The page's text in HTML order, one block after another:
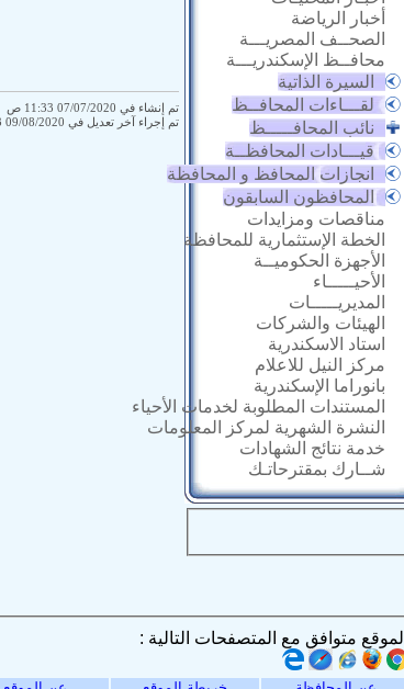
أخبار الرياضة
الصحــف المصريـــة
محافــظ الإسكندريـــة
السيرة الذاتية
لقـــاءات المحافــظ
نائب المحافـــــظ
قيـــادات المحافظــة
انجازات المحافظ و المحافظة
المحافظون السابقون
مناقصات ومزايدات
الخطة الإستثمارية للمحافظة
الأجهزة الحكوميــة
الأحيـــــاء
المديريـــــات
الهيئات والشركات
استاد الاسكندرية
مركز النيل للاعلام
بانوراما الإسكندرية
المستندات المطلوبة لخدمات الأحياء
النشرة الشهرية لمركز المعلومات
خدمة نتائج الشهادات
شــارك بمقترحاتـك
تم إنشاء في 07/07/2020 11:33 ص بواسطة portal10
تم إجراء آخر تعديل في 09/08/2020 01:03 م بواسطة portal10
الموقع متوافق مع المتصفحات التالية :